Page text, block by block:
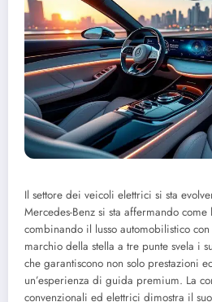
Il settore dei veicoli elettrici si sta
Mercedes-Benz si sta affermando come
combinando il lusso automobilistico
marchio della stella a tre punte svela i
che garantiscono non solo prestazioni
un’esperienza di guida premium. La
convenzionali ed elettrici dimostra il